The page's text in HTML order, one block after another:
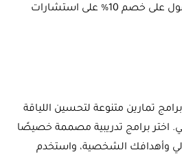
خصم فسرلي الجديد للحصول على خصم 10% على استشارات
تمارين متنوعة لتحسين اللياقة
اختر برامج تدريبية مصممة خصيصًا
وأهدافك الشخصية، واستخدم